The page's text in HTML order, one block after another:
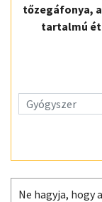
tőzegáfonya,
tartalmú
Ne hagyja,